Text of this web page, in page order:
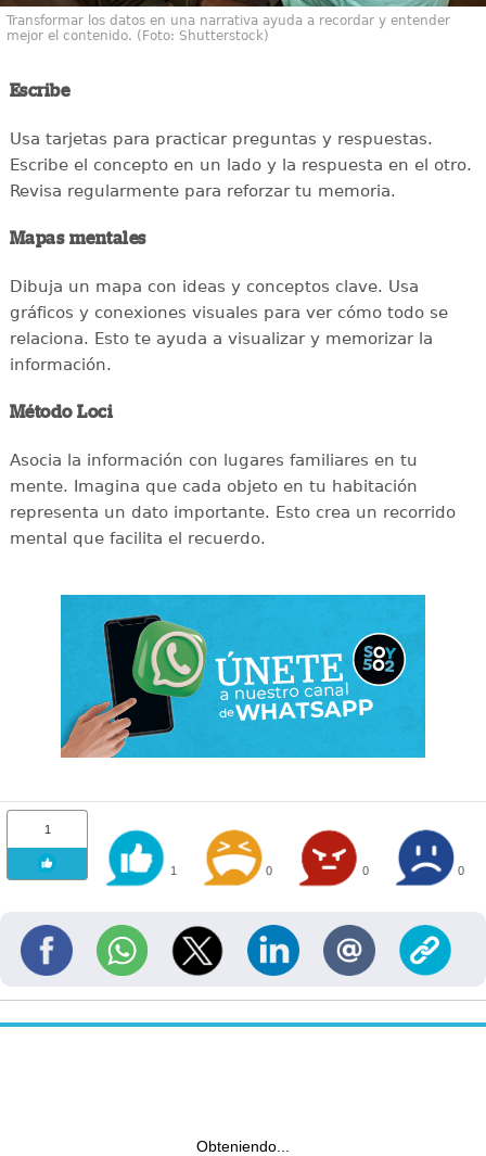
Transformar los datos en una narrativa ayuda a recordar y entender
mejor el contenido. (Foto: Shutterstock)
Escribe
Usa tarjetas para practicar preguntas y respuestas.
Escribe el concepto en un lado y la respuesta en el otro.
Revisa regularmente para reforzar tu memoria.
Mapas mentales
Dibuja un mapa con ideas y conceptos clave. Usa
gráficos y conexiones visuales para ver cómo todo se
relaciona. Esto te ayuda a visualizar y memorizar la
información.
Método Loci
Asocia la información con lugares familiares en tu
mente. Imagina que cada objeto en tu habitación
representa un dato importante. Esto crea un recorrido
mental que facilita el recuerdo.
1
1 0 0 0
Obteniendo...